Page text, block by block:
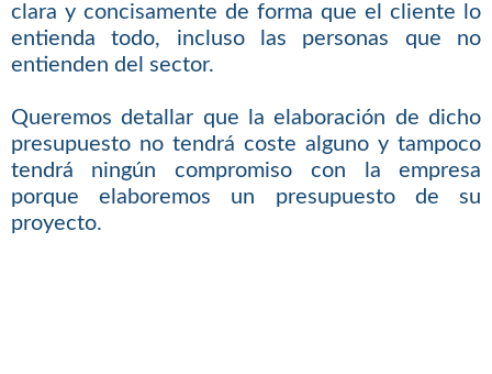
clara y concisamente de forma que el cliente lo
entienda todo, incluso las personas que no
entienden del sector.
Queremos detallar que la elaboración de dicho
presupuesto no tendrá coste alguno y tampoco
tendrá ningún compromiso con la empresa
porque elaboremos un presupuesto de su
proyecto.